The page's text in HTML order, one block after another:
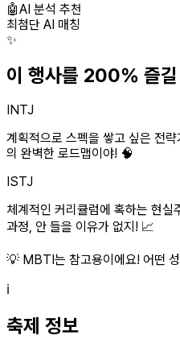
🤖AI 분석 추천
최첨단 AI 매칭
✨
이 행사를 200% 즐
INTJ
계획적으로 스펙을 쌓고 싶은 전
의 완벽한 로드맵이야! 🧠
ISTJ
체계적인 커리큘럼에 혹하는 현실
과정, 안 들을 이유가 없지! 📈
💡 MBTI는 참고용이에요! 어떤
ℹ️
축제 정보